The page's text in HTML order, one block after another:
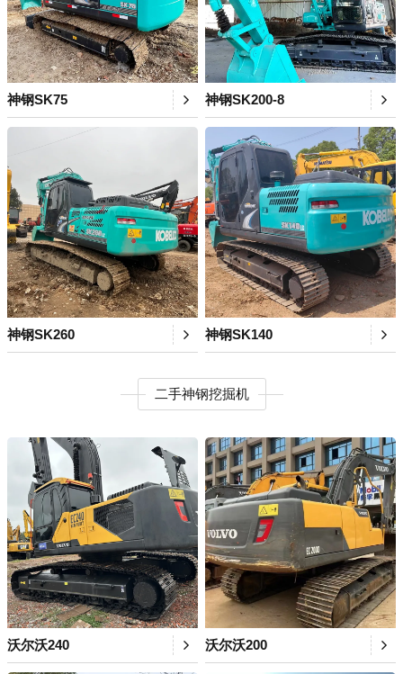
神钢SK75 神钢SK200-8
神钢SK260 神钢SK140
二手神钢挖掘机
沃尔沃240 沃尔沃200